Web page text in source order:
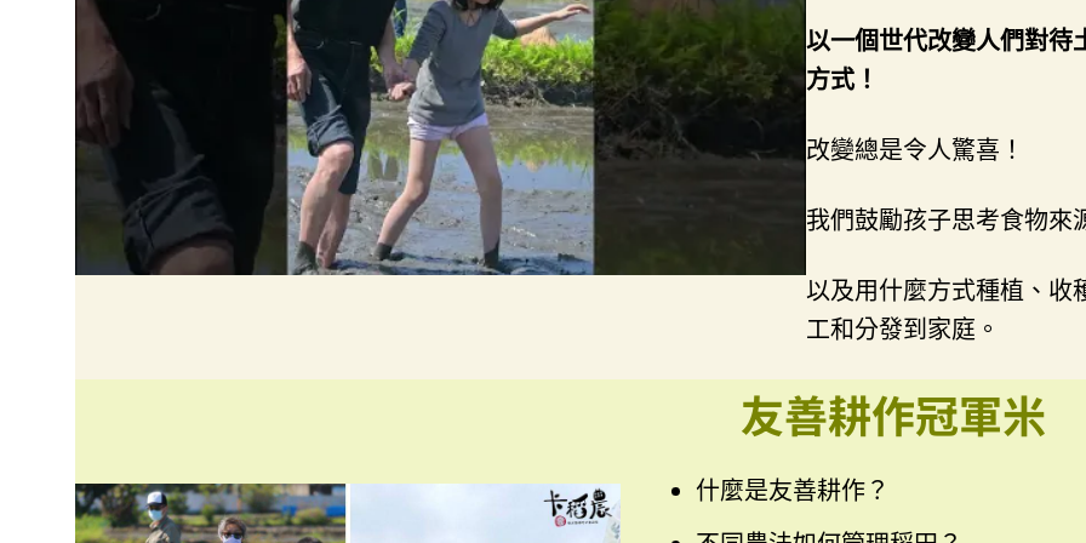
以一個世代改變人們對待
方式！
改變總是令人驚喜！
我們鼓勵孩子思考食物來
以及用什麼方式種植、收
工和分發到家庭。
友善耕作冠軍米
什麼是友善耕作？